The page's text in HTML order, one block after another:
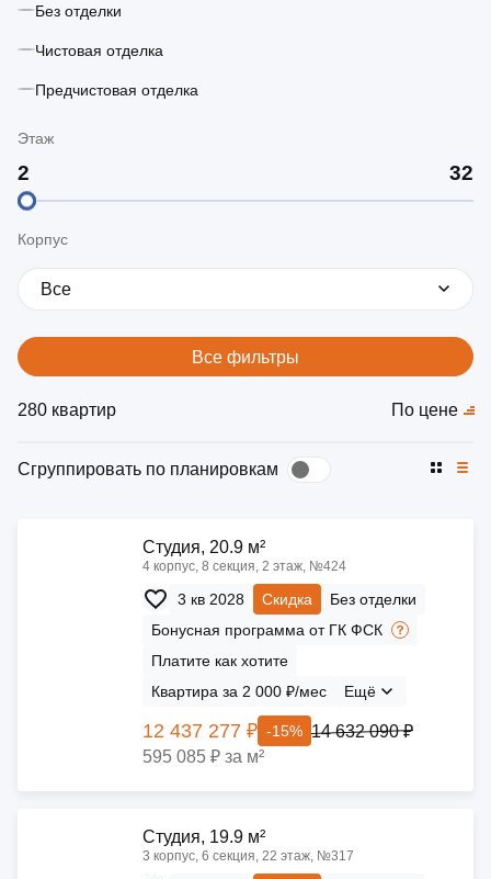
Без отделки
Чистовая отделка
Предчистовая отделка
Этаж
Корпус
Все
Все фильтры
280 квартир
Сгруппировать по планировкам
По цене
Cтудия, 20.9 м²
4 корпус, 8 секция, 2 этаж, №424
3 кв 2028 Скидка
Без отделки
Бонусная программа от ГК ФСК
Платите как хотите
Квартира за 2 000 ₽/мес
Ещё
12 437 277 ₽ -15% 14 632 090 ₽
595 085 ₽ за м²
Cтудия, 19.9 м²
3 корпус, 6 секция, 22 этаж, №317